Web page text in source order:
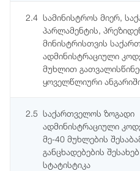
2.4 სამინისტროს მიერ,
პარლამენტის,
მინისტრისთვის
ადმინისტრაციული
მუხლით
ყოველწლიური
2.5 საქართველოს ზოგადი
ადმინისტრაციული
მე-40 მუხლების
განცხადებების
სტატისტიკა